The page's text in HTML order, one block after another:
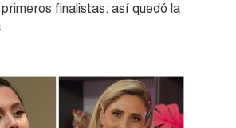
finalistas: así quedó la